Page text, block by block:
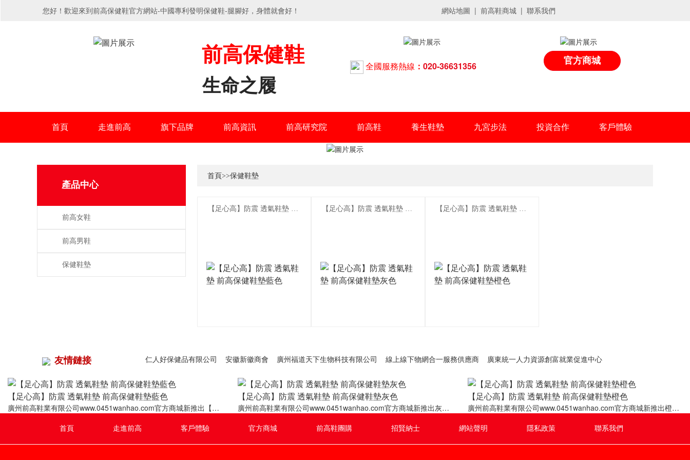
您好！歡迎來到前高保健鞋官方網站-中國專利發明保健鞋-腿腳好，身體就會好！ 網站地圖 | 前高鞋商城 | 聯系我們
前高保健鞋
生命之履
全國服務熱線 ： 020-36631356 官方商城
首頁 走進前高 旗下品牌 前高資訊 前高研究院 前高鞋 養生鞋墊 九宮步法 投資合作 客戶體驗
產品中心
前高女鞋
前高男鞋
保健鞋墊
首頁>>保健鞋墊
【足心高】防震 透氣鞋墊 前
【足心高】防震 透氣鞋墊 前
【足心高】防震 透氣鞋墊 前
友情鏈接 仁人好保健品有限公司 安徽新徽商會 廣州福道天下生物科技有限公司 線上線下物網合一服務供應商 廣東統一人力資源創富就業促進中心
【足心高】防震 透氣鞋墊 前高保健鞋墊藍色
廣州前高鞋業有限公司www.0451wanhao.com官方商城新推出【足
保健鞋，特別適合平衡及緩解高跟鞋、增高鞋、平底鞋產生的不
【足心高】防震 透氣鞋墊 前高保健鞋墊灰色
廣州前高鞋業有限公司www.0451wanhao.com官方商城新推出灰色
的前高保健鞋，特別適合平衡及緩解高跟鞋、增高鞋、平底鞋產生
【足心高】防震 透氣鞋墊 前高保健鞋墊橙色
廣州前高鞋業有限公司www.0451wanhao.com官方商城新推出橙色
的前高保健鞋，特別適合平衡及緩解高跟鞋、增高鞋、平底鞋產生
首頁 走進前高 客戶體驗 官方商城 前高鞋團購 招賢納士 網站聲明 隱私政策 聯系我們